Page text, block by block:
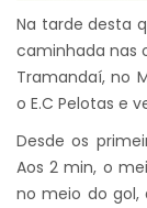
Na tarde desta
caminhada nas
Tramandaí, no
o E.C Pelotas e
Desde os
Aos 2 min, o
no meio do gol,